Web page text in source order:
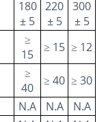
180
± 5
220
± 5
300
± 5
≥
15
≥ 15 ≥ 12
≥
40
≥ 40 ≥ 30
N.A N.A
N.A